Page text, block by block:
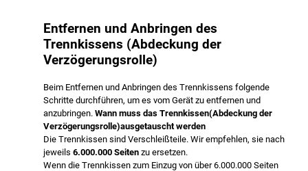
Entfernen und Anbringen des
Trennkissens (Abdeckung der
Verzögerungsrolle)
Beim Entfernen und Anbringen des Trennkissens folgende
Schritte durchführen, um es vom Gerät zu entfernen und
anzubringen.Wann muss das Trennkissen(Abdeckung der
Verzögerungsrolle)ausgetauscht werden
Die Trennkissen sind Verschleißteile. Wir empfehlen, sie nach
jeweils6.000.000 Seitenzu ersetzen.
Wenn die Trennkissen zum Einzug von über 6.000.000 Seiten